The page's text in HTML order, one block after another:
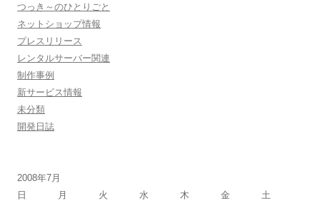
つっき～のひとりごと
ネットショップ情報
プレスリリース
レンタルサーバー関連
制作事例
新サービス情報
未分類
開発日誌
2008年7月
日
月 火 水 木 金
土